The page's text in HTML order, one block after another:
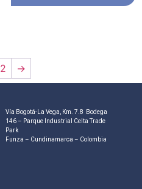
2 →
Vía Bogotá-La Vega, Km. 7.8 Bodega
146 – Parque Industrial Celta Trade
Park
Funza – Cundinamarca – Colombia